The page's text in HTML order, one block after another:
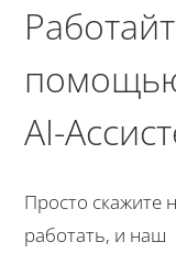
AI-
Просто скажите
работать, и наш